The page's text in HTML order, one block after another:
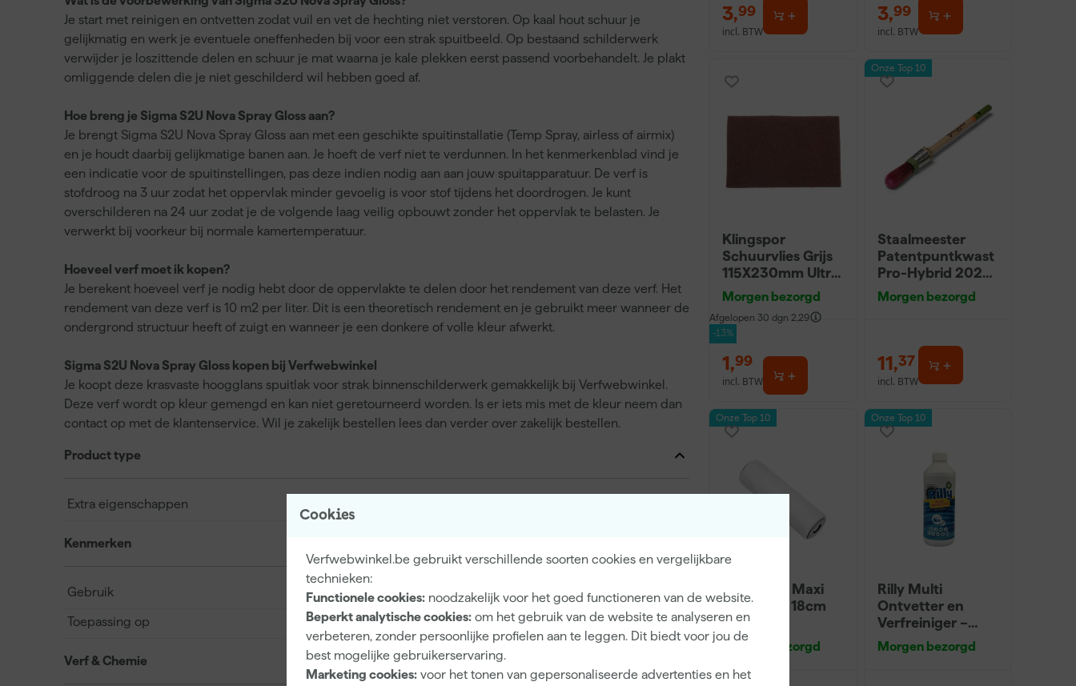
Cookies
Verfwebwinkel.be gebruikt verschillende soorten cookies en vergelijkbare
technieken:
Functionele cookies: noodzakelijk voor het goed functioneren van de website.
Beperkt analytische cookies: om het gebruik van de website te analyseren en
verbeteren, zonder persoonlijke profielen aan te leggen. Dit biedt voor jou de
best mogelijke gebruikerservaring.
Marketing cookies: voor het tonen van gepersonaliseerde advertenties en het
Je start met reinigen en ontvetten zodat vuil en vet de hechting niet verstoren. Op kaal hout schuur je
gelijkmatig en werk je eventuele oneffenheden bij voor een strak spuitbeeld. Op bestaand schilderwerk
verwijder je loszittende delen en schuur je mat waarna je kale plekken eerst passend voorbehandelt. Je plakt
omliggende delen die je niet geschilderd wil hebben goed af.
Hoe breng je Sigma S2U Nova Spray Gloss aan?
Je brengt Sigma S2U Nova Spray Gloss aan met een geschikte spuitinstallatie (Temp Spray, airless of airmix)
en je houdt daarbij gelijkmatige banen aan. Je hoeft de verf niet te verdunnen. In het kenmerkenblad vind je
een indicatie voor de spuitinstellingen, pas deze indien nodig aan aan jouw spuitapparatuur. De verf is
stofdroog na 3 uur zodat het oppervlak minder gevoelig is voor stof tijdens het doordrogen. Je kunt
overschilderen na 24 uur zodat je de volgende laag veilig opbouwt zonder het oppervlak te belasten. Je
verwerkt bij voorkeur bij normale kamertemperatuur.
Hoeveel verf moet ik kopen?
Je berekent hoeveel verf je nodig hebt door de oppervlakte te delen door het rendement van deze verf. Het
rendement van deze verf is 10 m2 per liter. Dit is een theoretisch rendement en je gebruikt meer wanneer de
ondergrond structuur heeft of zuigt en wanneer je een donkere of volle kleur afwerkt.
Sigma S2U Nova Spray Gloss kopen bij Verfwebwinkel
Je koopt deze krasvaste hoogglans spuitlak voor strak binnenschilderwerk gemakkelijk bij Verfwebwinkel.
Deze verf wordt op kleur gemengd en kan niet geretourneerd worden. Is er iets mis met de kleur neem dan
contact op met de klantenservice. Wil je zakelijk bestellen lees dan verder over zakelijk bestellen.
Product type
Extra eigenschappen
Kenmerken
Gebruik
Toepassing op Bestaande verflagen, Nieuwbouwelementen
Verf & Chemie
3,99
incl. BTW
3,99
incl. BTW
Klingspor
Schuurvlies Grijs
115X230mm Ultra
Fijn
Morgen bezorgd
Afgelopen 30 dgn 2,29
-13%
1,99
incl. BTW
Onze Top 10
Staalmeester
Patentpuntkwast
Pro-Hybrid 2020
- 10 (2cm)
Morgen bezorgd
11,37
incl. BTW
Onze Top 10
Anza PRO Maxi
Viltroller - 18cm
Morgen bezorgd
Onze Top 10
Rilly Multi
Ontvetter en
Verfreiniger –
0,5L
Morgen bezorgd